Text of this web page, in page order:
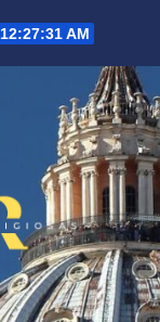
12:27:32 AM